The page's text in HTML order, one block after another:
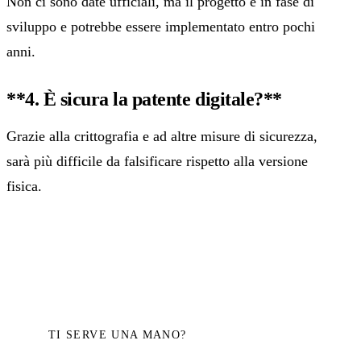
sviluppo e potrebbe essere implementato entro pochi
anni.
**4. È sicura la patente digitale?**‍
Grazie alla crittografia e ad altre misure di sicurezza,
sarà più difficile da falsificare rispetto alla versione
fisica.
TI SERVE UNA MANO?